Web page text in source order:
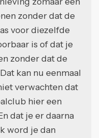
zonder dat de
voor diezelfde
is of dat je
zonder dat de
kan nu eenmaal
verwachten dat
hier een
dat je er daarna
word je dan